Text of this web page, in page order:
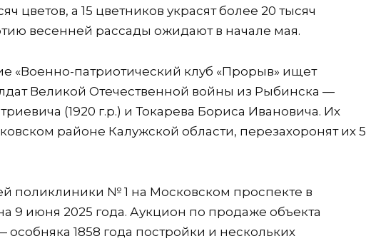
цветов, а 15 цветников украсят более 20 тысяч
весенней рассады ожидают в начале мая.
«Военно-патриотический клуб «Прорыв» ищет
Великой Отечественной войны из Рыбинска —
(1920 г.р.) и Токарева Бориса Ивановича. Их
районе Калужской области, перезахоронят их 5
поликлиники № 1 на Московском проспекте в
9 июня 2025 года. Аукцион по продаже объекта
особняка 1858 года постройки и нескольких